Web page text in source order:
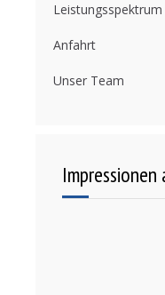
Leistungsspektrum
Anfahrt
Unser Team